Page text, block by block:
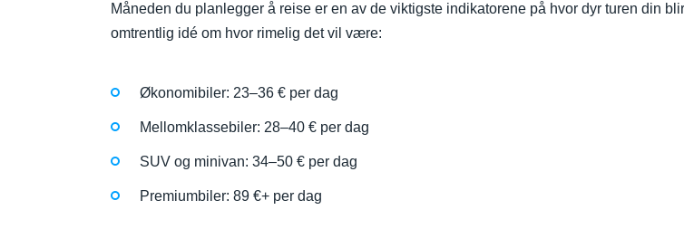
Måneden du planlegger å reise er en av de viktigste indikatorene på hvor dyr turen din
omtrentlig idé om hvor rimelig det vil være:
Økonomibiler: 23–36 € per dag
Mellomklassebiler: 28–40 € per dag
SUV og minivan: 34–50 € per dag
Premiumbiler: 89 €+ per dag